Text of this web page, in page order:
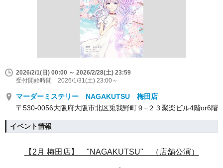
2026/2/1(日) 00:00 ～ 2026/2/28(土) 23:59
受付開始時間 2026/1/31(土) 23:00～
マーダーミステリー NAGAKUTSU 梅田店
〒530-0056大阪府大阪市北区兎我野町９−２３聚楽ビル4階or6階
イベント情報
【2月 梅田店】 "NAGAKUTSU" （店舗公演）